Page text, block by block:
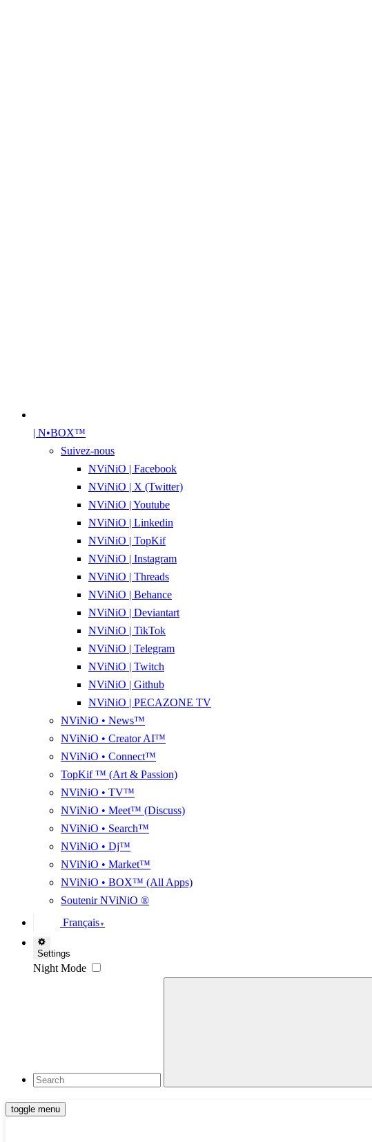
| N•BOX™
Suivez-nous
NViNiO | Facebook
NViNiO | X (Twitter)
NViNiO | Youtube
NViNiO | Linkedin
NViNiO | TopKif
NViNiO | Instagram
NViNiO | Threads
NViNiO | Behance
NViNiO | Deviantart
NViNiO | TikTok
NViNiO | Telegram
NViNiO | Twitch
NViNiO | Github
NViNiO | PECAZONE TV
NViNiO • News™
NViNiO • Creator AI™
NViNiO • Connect™
TopKif ™ (Art & Passion)
NViNiO • TV™
NViNiO • Meet™ (Discuss)
NViNiO • Search™
NViNiO • Dj™
NViNiO • Market™
NViNiO • BOX™ (All Apps)
Soutenir NViNiO ®
Français ▼
Settings
Night Mode
toggle menu